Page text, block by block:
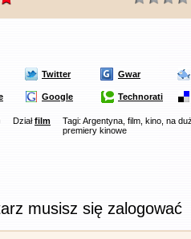
Twitter Gwar
Google Technorati
Działfilm
Tagi: Argentyna, film, kino, na
premiery kinowe
musisz się zalogować